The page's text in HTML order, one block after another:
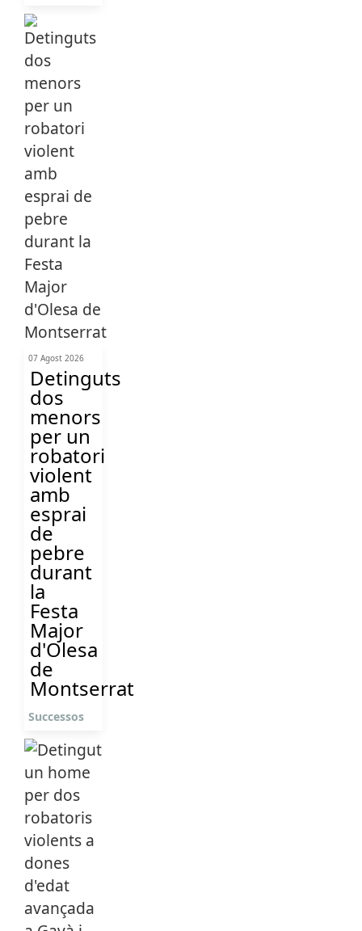
07 Agost 2026
Detinguts
dos
menors
per un
robatori
violent
amb
esprai
de
pebre
durant
la
Festa
Major
d'Olesa
de
Montserrat
Successos